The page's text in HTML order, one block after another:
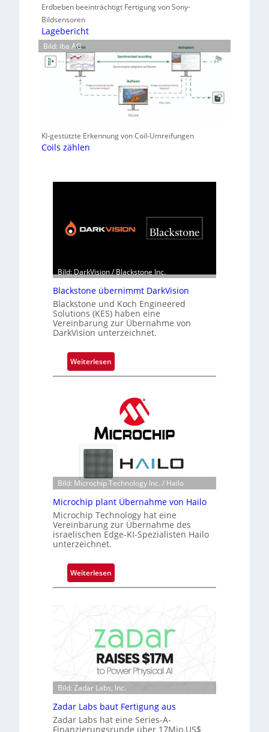
Erdbeben beeinträchtigt Fertigung von Sony-
Bildsensoren
Lagebericht
Bild: iba AG
KI-gestützte Erkennung von Coil-Umreifungen
Coils zählen
Bild: DarkVision / Blackstone Inc.
Blackstone übernimmt DarkVision
Blackstone und Koch Engineered
Solutions (KES) haben eine
Vereinbarung zur Übernahme von
DarkVision unterzeichnet.
Weiterlesen
B
s
t
o
n
e
ü
b
e
r
i
m
r
k
V
i
s
o
n
Bild: Microchip Technology Inc. / Hailo
Microchip plant Übernahme von Hailo
Microchip Technology hat eine
Vereinbarung zur Übernahme des
israelischen Edge-KI-Spezialisten Hailo
unterzeichnet.
Weiterlesen
M
o
c
h
i
p
l
a
Bild: Zadar Labs, Inc.
Zadar Labs baut Fertigung aus
Zadar Labs hat eine Series-A-
Finanzierungsrunde über 17Mio.US$